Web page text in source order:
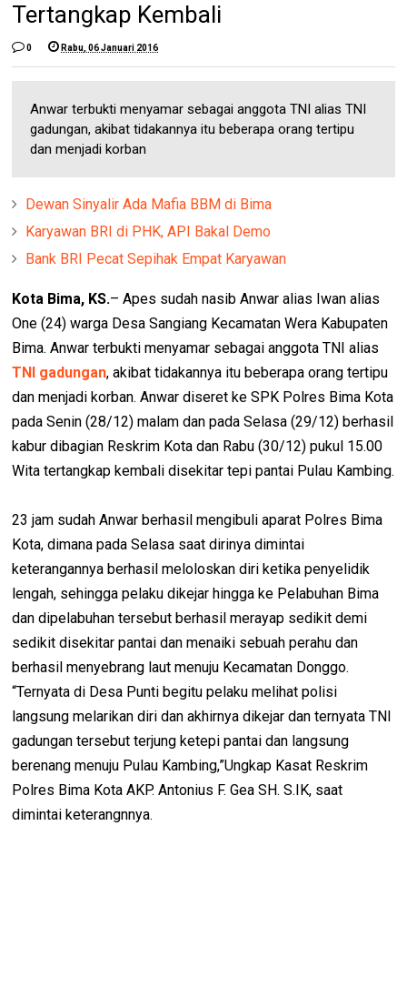
Tertangkap Kembali
0 Rabu, 06 Januari 2016
Anwar terbukti menyamar sebagai anggota TNI alias TNI
gadungan, akibat tidakannya itu beberapa orang tertipu
dan menjadi korban
Dewan Sinyalir Ada Mafia BBM di Bima
Karyawan BRI di PHK, API Bakal Demo
Bank BRI Pecat Sepihak Empat Karyawan
Kota Bima, KS.– Apes sudah nasib Anwar alias Iwan alias
One (24) warga Desa Sangiang Kecamatan Wera Kabupaten
Bima. Anwar terbukti menyamar sebagai anggota TNI alias
TNI gadungan, akibat tidakannya itu beberapa orang tertipu
dan menjadi korban. Anwar diseret ke SPK Polres Bima Kota
pada Senin (28/12) malam dan pada Selasa (29/12) berhasil
kabur dibagian Reskrim Kota dan Rabu (30/12) pukul 15.00
Wita tertangkap kembali disekitar tepi pantai Pulau Kambing.
23 jam sudah Anwar berhasil mengibuli aparat Polres Bima
Kota, dimana pada Selasa saat dirinya dimintai
keterangannya berhasil meloloskan diri ketika penyelidik
lengah, sehingga pelaku dikejar hingga ke Pelabuhan Bima
dan dipelabuhan tersebut berhasil merayap sedikit demi
sedikit disekitar pantai dan menaiki sebuah perahu dan
berhasil menyebrang laut menuju Kecamatan Donggo.
“Ternyata di Desa Punti begitu pelaku melihat polisi
langsung melarikan diri dan akhirnya dikejar dan ternyata TNI
gadungan tersebut terjung ketepi pantai dan langsung
berenang menuju Pulau Kambing,”Ungkap Kasat Reskrim
Polres Bima Kota AKP. Antonius F. Gea SH. S.IK, saat
dimintai keterangnnya.